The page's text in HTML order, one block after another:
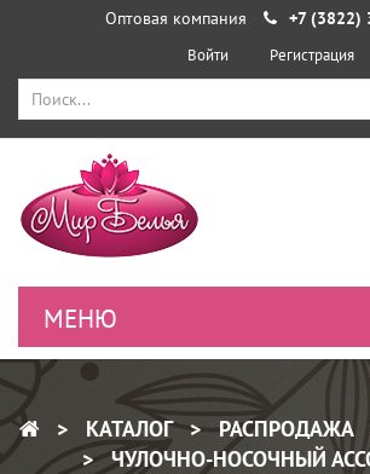
Оптовая компания +7 (3822)
Войти Регистрация
КАТАЛОГ РАСПРОДАЖА
ЧУЛОЧНО-НОСОЧНЫЙ